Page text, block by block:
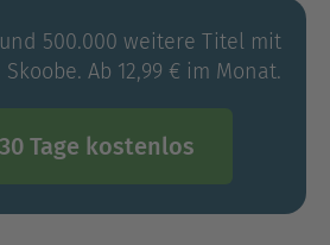
500.000 weitere Titel mit
Ab 12,99 € im Monat.
Tage kostenlos